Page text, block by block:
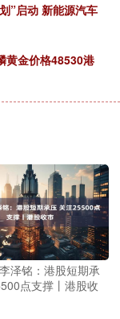
”启动 新能源汽车
黄金价格48530港
泽铭：港股短期承
点支撑丨港股收